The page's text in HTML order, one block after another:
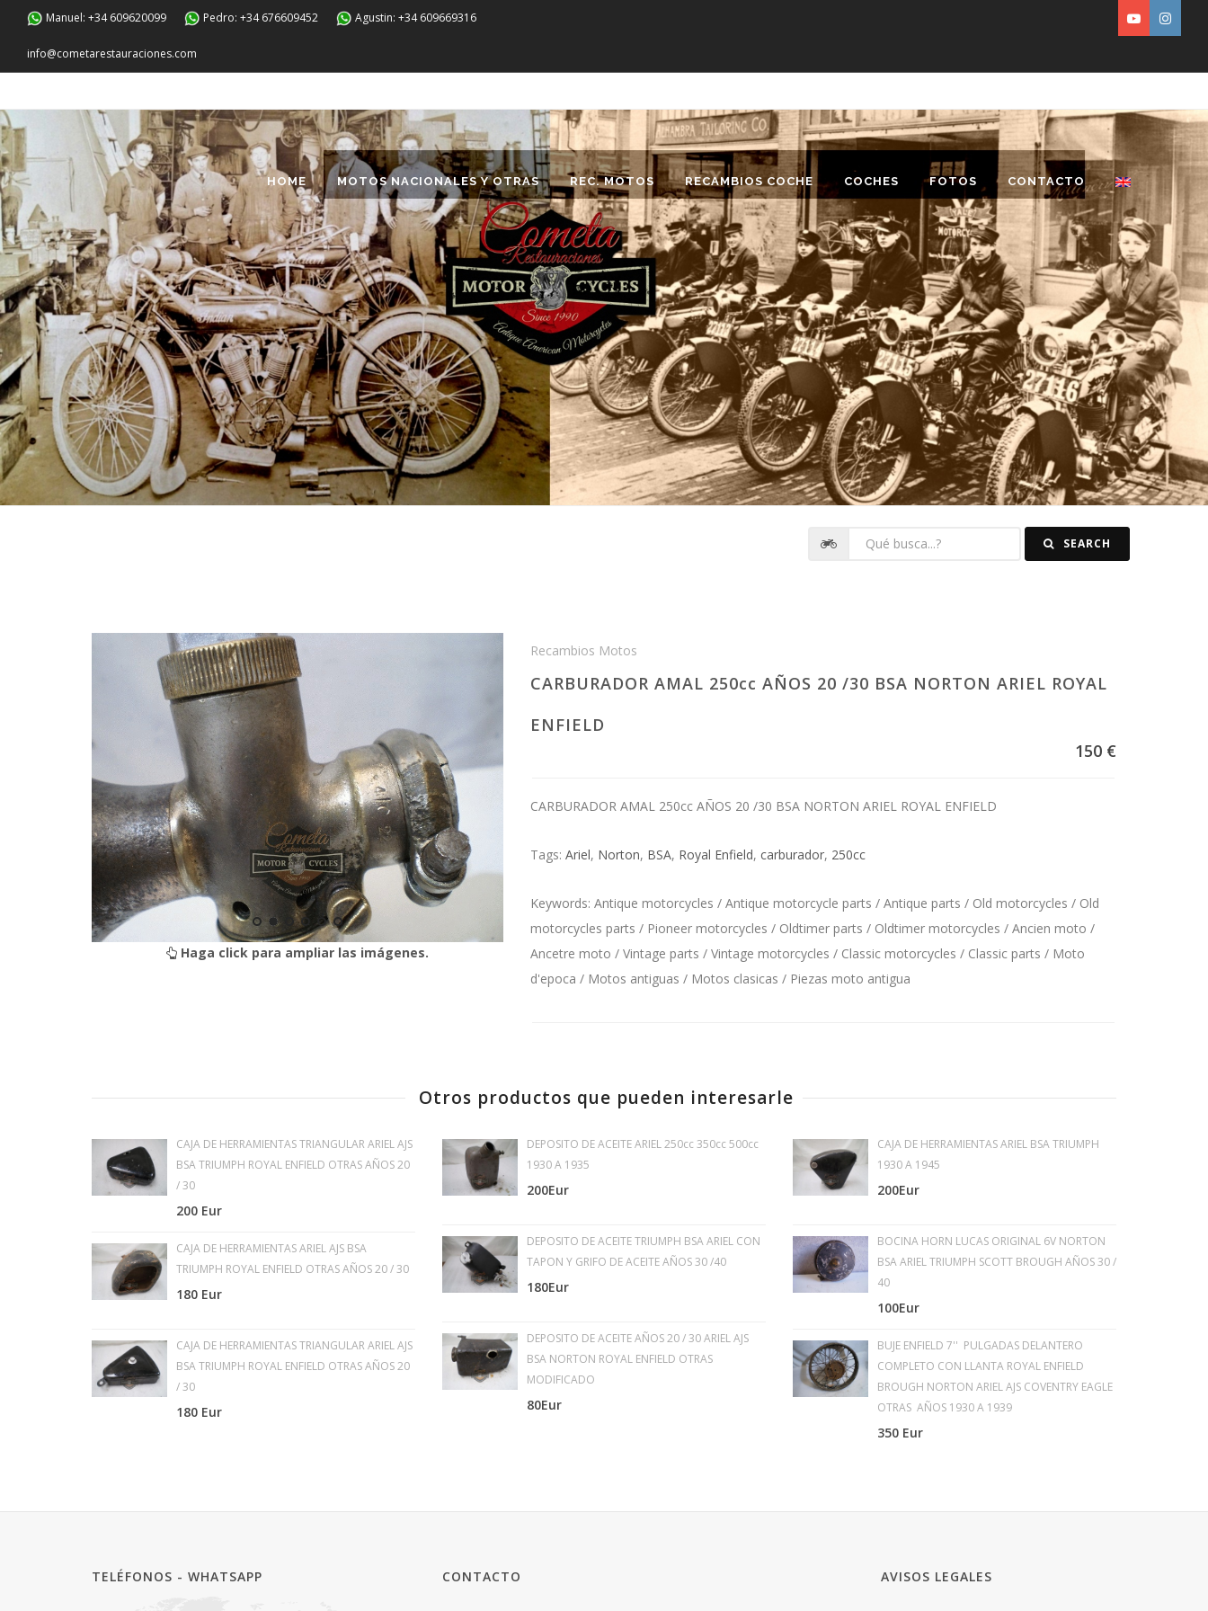
Manuel: +34 609620099 Pedro: +34 676609452 Agustin: +34 609669316
info@cometarestauraciones.com
HOME MOTOS NACIONALES Y OTRAS REC. MOTOS RECAMBIOS COCHE COCHES FOTOS CONTACTO
SEARCH
Haga click para ampliar las imágenes.
Recambios Motos
CARBURADOR AMAL 250cc AÑOS 20 /30 BSA NORTON ARIEL ROYAL
ENFIELD
150 €
CARBURADOR AMAL 250cc AÑOS 20 /30 BSA NORTON ARIEL ROYAL ENFIELD
Tags: Ariel, Norton, BSA, Royal Enfield, carburador, 250cc
Keywords: Antique motorcycles / Antique motorcycle parts / Antique parts / Old motorcycles / Old
motorcycles parts / Pioneer motorcycles / Oldtimer parts / Oldtimer motorcycles / Ancien moto /
Ancetre moto / Vintage parts / Vintage motorcycles / Classic motorcycles / Classic parts / Moto
d'epoca / Motos antiguas / Motos clasicas / Piezas moto antigua
Otros productos que pueden interesarle
CAJA DE HERRAMIENTAS TRIANGULAR ARIEL AJS
BSA TRIUMPH ROYAL ENFIELD OTRAS AÑOS 20
/ 30
200 Eur
CAJA DE HERRAMIENTAS ARIEL AJS BSA
TRIUMPH ROYAL ENFIELD OTRAS AÑOS 20 / 30
180 Eur
CAJA DE HERRAMIENTAS TRIANGULAR ARIEL AJS
BSA TRIUMPH ROYAL ENFIELD OTRAS AÑOS 20
/ 30
180 Eur
DEPOSITO DE ACEITE ARIEL 250cc 350cc 500cc
1930 A 1935
200Eur
DEPOSITO DE ACEITE TRIUMPH BSA ARIEL CON
TAPON Y GRIFO DE ACEITE AÑOS 30 /40
180Eur
DEPOSITO DE ACEITE AÑOS 20 / 30 ARIEL AJS
BSA NORTON ROYAL ENFIELD OTRAS
MODIFICADO
80Eur
CAJA DE HERRAMIENTAS ARIEL BSA TRIUMPH
1930 A 1945
200Eur
BOCINA HORN LUCAS ORIGINAL 6V NORTON
BSA ARIEL TRIUMPH SCOTT BROUGH AÑOS 30 /
40
100Eur
BUJE ENFIELD 7'' PULGADAS DELANTERO
COMPLETO CON LLANTA ROYAL ENFIELD
BROUGH NORTON ARIEL AJS COVENTRY EAGLE
OTRAS AÑOS 1930 A 1939
350 Eur
TELÉFONOS - WHATSAPP CONTACTO AVISOS LEGALES